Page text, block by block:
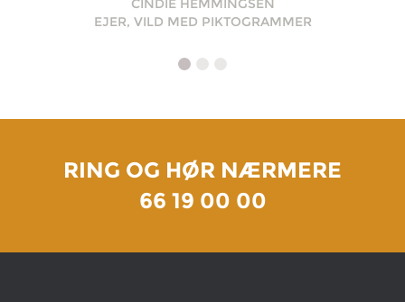
CINDIE HEMMINGSEN
EJER, VILD MED PIKTOGRAMMER
RING OG HØR NÆRMERE
66 19 00 00